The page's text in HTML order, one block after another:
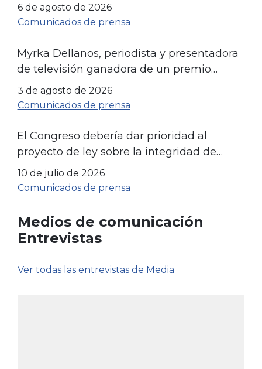
noviembre
6 de agosto de 2026
Comunicados de prensa
Myrka Dellanos, periodista y presentadora
de televisión ganadora de un premio
Emmy, se asociará con LIBRE para
impulsar las campañas en favor de la
3 de agosto de 2026
Comunicados de prensa
El Congreso debería dar prioridad al
proyecto de ley sobre la integridad de
Medicaid
10 de julio de 2026
Comunicados de prensa
Medios de comunicación
Entrevistas
Ver todas las entrevistas de Media